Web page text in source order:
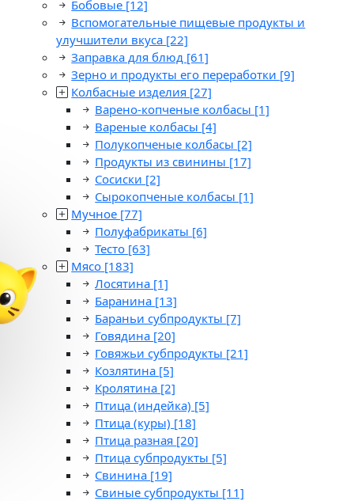
Бобовые [12]
Вспомогательные пищевые продукты и
улучшители вкуса [22]
Заправка для блюд [61]
Зерно и продукты его переработки [9]
Колбасные изделия [27]
Варено-копченые колбасы [1]
Вареные колбасы [4]
Полукопченые колбасы [2]
Продукты из свинины [17]
Сосиски [2]
Сырокопченые колбасы [1]
Мучное [77]
Полуфабрикаты [6]
Тесто [63]
Мясо [183]
Лосятина [1]
Баранина [13]
Бараньи субпродукты [7]
Говядина [20]
Говяжьи субпродукты [21]
Козлятина [5]
Кролятина [2]
Птица (индейка) [5]
Птица (куры) [18]
Птица разная [20]
Птица субпродукты [5]
Свинина [19]
Свиные субпродукты [11]